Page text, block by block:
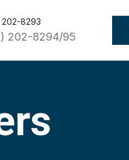
8293
202-8294/95